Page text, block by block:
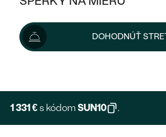
KOMBINOVANÉ ZLATO
PODĽA ŠTÝLU
BEZ KAMEŇA
POSTRANNÉ
HALO
VINTAGE
VÝPREDAJ
ŠPERKY ČO POMÁHAJÚ
PODĽA TYPU
PLATINOVÉ
NAPICHOVACIE
ZLATÉ
STRIEBORNÉ
VÝPREDAJ
ZLATÉ
DOHODNÚŤ
1 479 €
Šperk vám doručíme do 3 - 4
1 331 €s kódom SUN10 .